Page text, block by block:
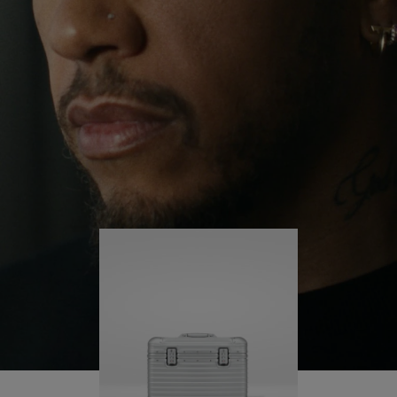
APPUYER
SUR
POUR
LA
LIRE
DÉSACTIVÉ.
VEUILLEZ
CLIQUER
POUR
RÉACTIVER
LE
SON
il continue de se lancer des défis et ainsi d'en
apprendre plus sur lui-même.
Sa valise RIMOWA Original Pilot l'accompagne à
chaque étape de son parcours et chacune de ses
marques raconte une histoire sur les lieux qu'il a